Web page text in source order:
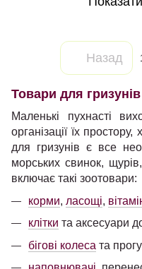
Назад
Товари для гризунів
Маленькі пухнасті
організації їх
для гризунів є все
морських свинок,
включає такі зоотовари:
корми, ласощі,
клітки та аксесуари
бігові колеса та